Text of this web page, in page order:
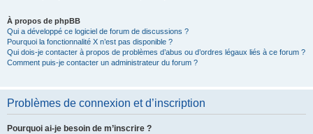
À propos de phpBB
Qui a développé ce logiciel de forum de discussions ?
Pourquoi la fonctionnalité X n’est pas disponible ?
Qui dois-je contacter à propos de problèmes d’abus ou d’ordres légaux liés à ce forum ?
Comment puis-je contacter un administrateur du forum ?
Problèmes de connexion et d’inscription
Pourquoi ai-je besoin de m’inscrire ?